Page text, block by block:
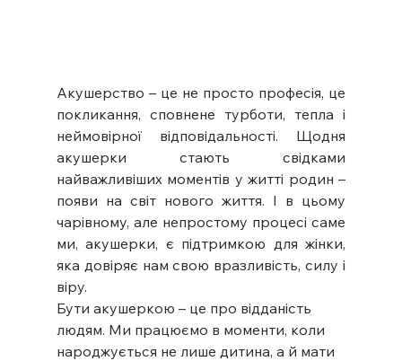
Акушерство – це не просто професія, це
покликання, сповнене турботи, тепла і
неймовірної відповідальності. Щодня
акушерки стають свідками
найважливіших моментів у житті родин –
появи на світ нового життя. І в цьому
чарівному, але непростому процесі саме
ми, акушерки, є підтримкою для жінки,
яка довіряє нам свою вразливість, силу і
віру.
Бути акушеркою – це про відданість
людям. Ми працюємо в моменти, коли
народжується не лише дитина, а й мати